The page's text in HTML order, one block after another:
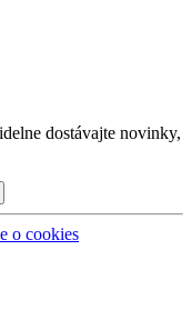
dostávajte novinky,
o cookies